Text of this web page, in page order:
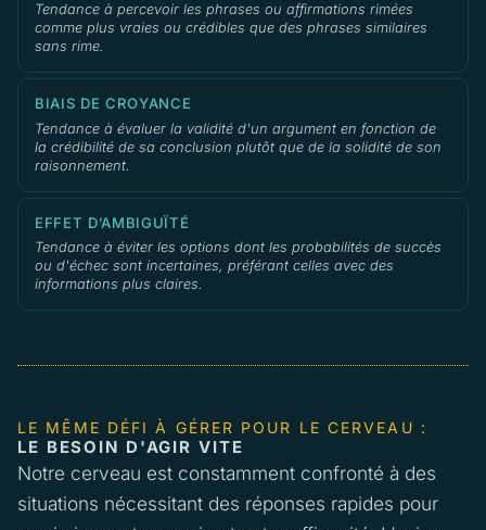
Tendance à percevoir les phrases ou affirmations rimées
comme plus vraies ou crédibles que des phrases similaires
sans rime.
BIAIS DE CROYANCE
Tendance à évaluer la validité d'un argument en fonction de
la crédibilité de sa conclusion plutôt que de la solidité de son
raisonnement.
EFFET D’AMBIGUÏTÉ
Tendance à éviter les options dont les probabilités de succès
ou d'échec sont incertaines, préférant celles avec des
informations plus claires.
LE MÊME DÉFI À GÉRER POUR LE CERVEAU :
LE BESOIN D'AGIR VITE
Notre cerveau est constamment confronté à des
situations nécessitant des réponses rapides pour